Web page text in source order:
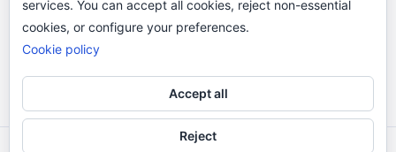
services. You can accept all cookies, reject non-essential
cookies, or configure your preferences.
Cookie policy
Accept all
Reject